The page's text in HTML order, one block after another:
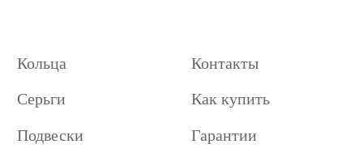
Кольца
Серьги
Подвески
Контакты
Как купить
Гарантии